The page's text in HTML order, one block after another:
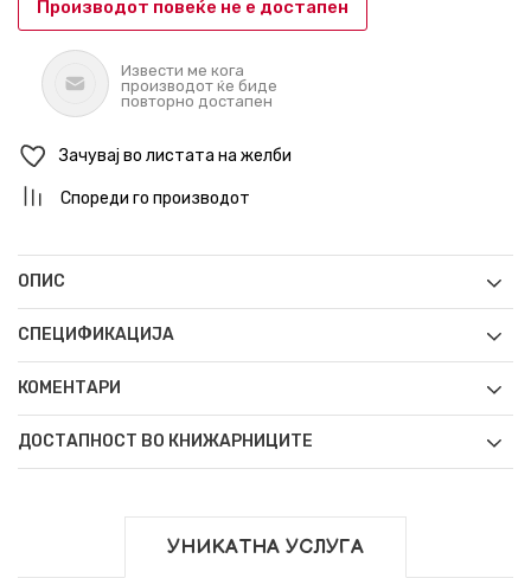
Производот повеќе не е достапен
Извести ме кога
производот ќе биде
повторно достапен
Зачувај во листата на желби
Спореди го производот
ОПИС
СПЕЦИФИКАЦИЈА
КОМЕНТАРИ
ДОСТАПНОСТ ВО КНИЖАРНИЦИТЕ
УНИКАТНА УСЛУГА